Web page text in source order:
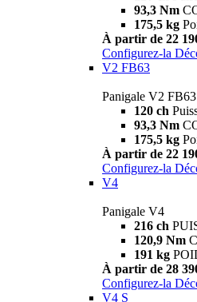
93,3 Nm
175,5 kg
À partir de 22
Configurez-la
V2 FB63
Panigale V2 FB63
120 ch
93,3 Nm
175,5 kg
À partir de 22
Configurez-la
V4
Panigale V4
216 ch
120,9 Nm
191 kg
À partir de 28
Configurez-la
V4 S